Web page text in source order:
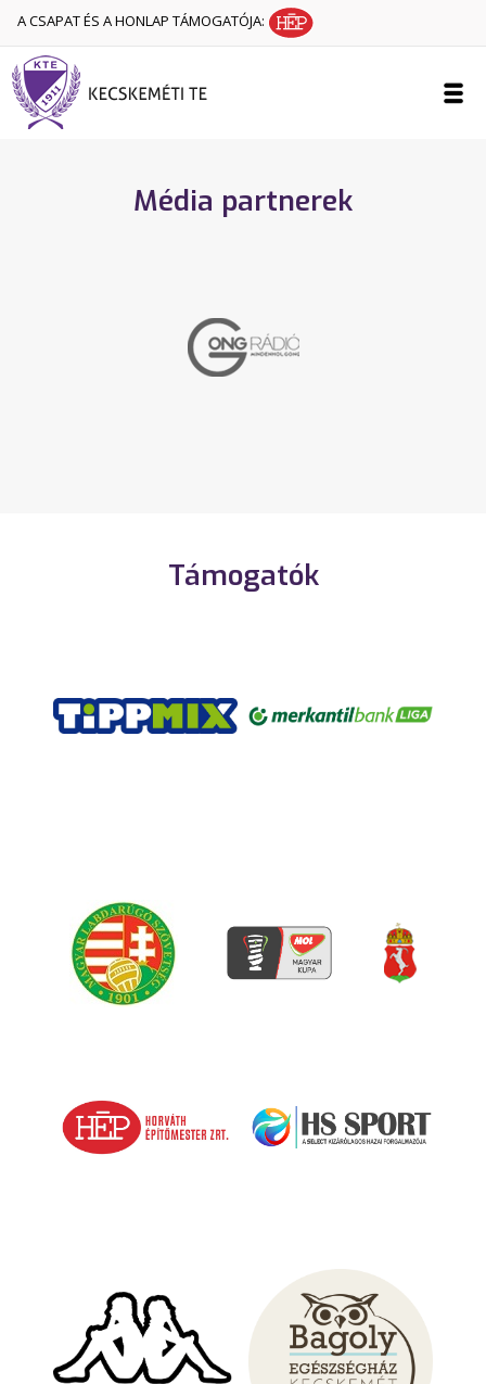
A CSAPAT ÉS A HONLAP TÁMOGATÓJA:
Média partnerek
Támogatók